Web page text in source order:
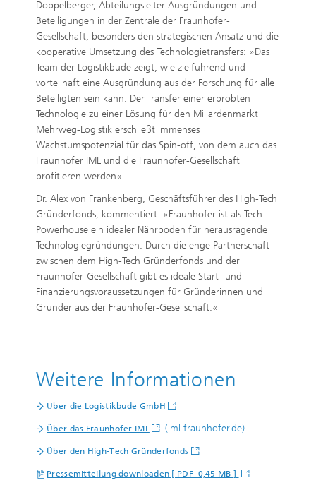
Doppelberger, Abteilungsleiter Ausgründungen und
Beteiligungen in der Zentrale der Fraunhofer-
Gesellschaft, besonders den strategischen Ansatz und die
kooperative Umsetzung des Technologietransfers: »Das
Team der Logistikbude zeigt, wie zielführend und
vorteilhaft eine Ausgründung aus der Forschung für alle
Beteiligten sein kann. Der Transfer einer erprobten
Technologie zu einer Lösung für den Millardenmarkt
Mehrweg-Logistik erschließt immenses
Wachstumspotenzial für das Spin-off, von dem auch das
Fraunhofer IML und die Fraunhofer-Gesellschaft
profitieren werden«.
Dr. Alex von Frankenberg, Geschäftsführer des High-Tech
Gründerfonds, kommentiert: »Fraunhofer ist als Tech-
Powerhouse ein idealer Nährboden für herausragende
Technologiegründungen. Durch die enge Partnerschaft
zwischen dem High-Tech Gründerfonds und der
Fraunhofer-Gesellschaft gibt es ideale Start- und
Finanzierungsvoraussetzungen für Gründerinnen und
Gründer aus der Fraunhofer-Gesellschaft.«
Weitere Informationen
Über die Logistikbude GmbH
Über das Fraunhofer IML (iml.fraunhofer.de)
Über den High-Tech Gründerfonds
Pressemitteilung downloaden [ PDF 0,45 MB ]